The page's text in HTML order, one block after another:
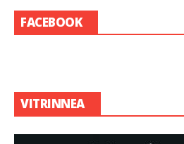
FACEBOOK
VITRINNEA